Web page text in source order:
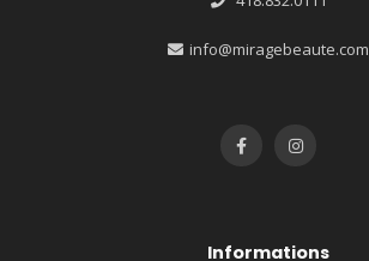
info@miragebeaute.com
Informations